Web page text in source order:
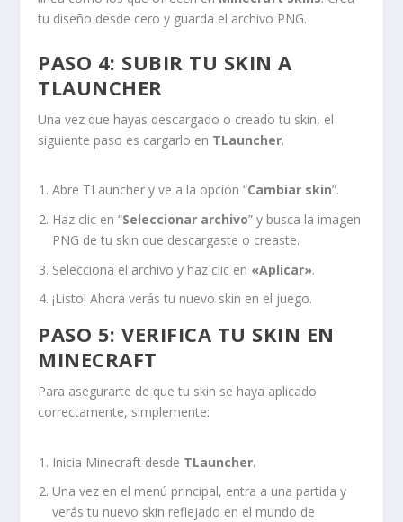
tu diseño desde cero y guarda el archivo PNG.
PASO 4: SUBIR TU SKIN A
TLAUNCHER
Una vez que hayas descargado o creado tu skin, el
siguiente paso es cargarlo en TLauncher.
Abre TLauncher y ve a la opción “Cambiar skin”.
Haz clic en “Seleccionar archivo” y busca la imagen
PNG de tu skin que descargaste o creaste.
Selecciona el archivo y haz clic en «Aplicar».
¡Listo! Ahora verás tu nuevo skin en el juego.
PASO 5: VERIFICA TU SKIN EN
MINECRAFT
Para asegurarte de que tu skin se haya aplicado
correctamente, simplemente:
Inicia Minecraft desde TLauncher.
Una vez en el menú principal, entra a una partida y
verás tu nuevo skin reflejado en el mundo de